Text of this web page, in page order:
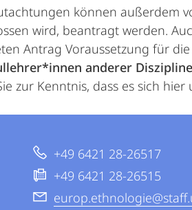
können außerdem
wird, beantragt werden.
Antrag Voraussetzung für
anderer
zur Kenntnis, dass es sich
+49 6421 28-26517
+49 6421 28-26515